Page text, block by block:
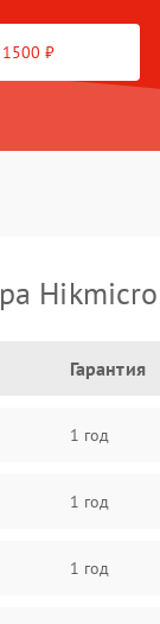
1500 ₽
Hikmicro
Гарантия
1 год
1 год
1 год